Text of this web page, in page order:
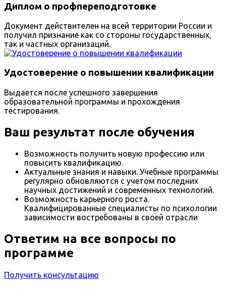
Диплом о профпереподготовке
Документ действителен на всей территории России и
получил признание как со стороны государственных,
так и частных организаций.
Удостоверение о повышении квалификации
Выдается после успешного завершения
образовательной программы и прохождения
тестирования.
Ваш результат после обучения
Возможность получить новую профессию или
повысить квалификацию.
Актуальные знания и навыки. Учебные программы
регулярно обновляются с учетом последних
научных достижений и современных технологий.
Возможность карьерного роста.
Квалифицированные специалисты по психологии
зависимости востребованы в своей отрасли
Ответим на все вопросы по
программе
Получить консультацию